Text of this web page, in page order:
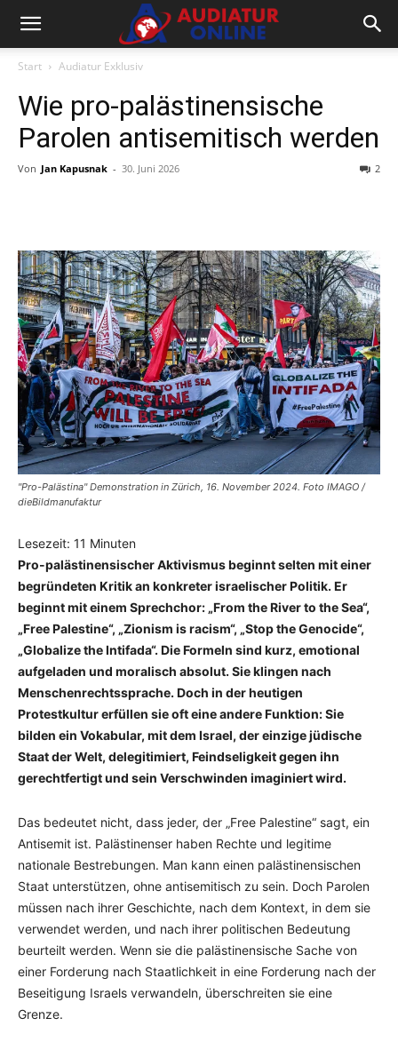
Start Audiatur Exklusiv
Wie pro-palästinensische
Parolen antisemitisch werden
Von Jan Kapusnak - 30. Juni 2026 2
"Pro-Palästina" Demonstration in Zürich, 16. November 2024. Foto IMAGO /
dieBildmanufaktur
Lesezeit: 11 Minuten
Pro-palästinensischer Aktivismus beginnt selten mit einer
begründeten Kritik an konkreter israelischer Politik. Er
beginnt mit einem Sprechchor: „From the River to the Sea“,
„Free Palestine“, „Zionism is racism“, „Stop the Genocide“,
„Globalize the Intifada“. Die Formeln sind kurz, emotional
aufgeladen und moralisch absolut. Sie klingen nach
Menschenrechtssprache. Doch in der heutigen
Protestkultur erfüllen sie oft eine andere Funktion: Sie
bilden ein Vokabular, mit dem Israel, der einzige jüdische
Staat der Welt, delegitimiert, Feindseligkeit gegen ihn
gerechtfertigt und sein Verschwinden imaginiert wird.
Das bedeutet nicht, dass jeder, der „Free Palestine“ sagt, ein
Antisemit ist. Palästinenser haben Rechte und legitime
nationale Bestrebungen. Man kann einen palästinensischen
Staat unterstützen, ohne antisemitisch zu sein. Doch Parolen
müssen nach ihrer Geschichte, nach dem Kontext, in dem sie
verwendet werden, und nach ihrer politischen Bedeutung
beurteilt werden. Wenn sie die palästinensische Sache von
einer Forderung nach Staatlichkeit in eine Forderung nach der
Beseitigung Israels verwandeln, überschreiten sie eine
Grenze.